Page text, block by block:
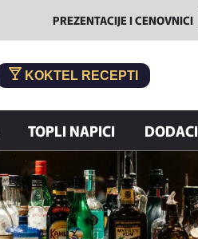
PREZENTACIJE I CENOVNICI
KOKTEL RECEPTI
TOPLI NAPICI DODACI